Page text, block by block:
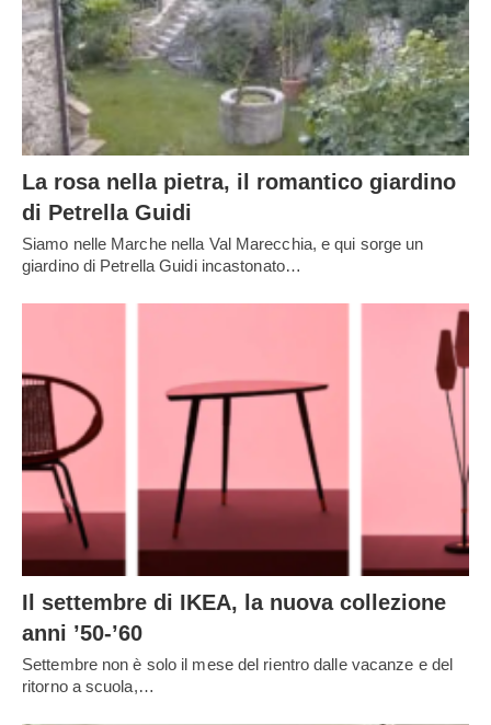
La rosa nella pietra, il romantico giardino
di Petrella Guidi
Siamo nelle Marche nella Val Marecchia, e qui sorge un
giardino di Petrella Guidi incastonato…
Il settembre di IKEA, la nuova collezione
anni ’50-’60
Settembre non è solo il mese del rientro dalle vacanze e del
ritorno a scuola,…